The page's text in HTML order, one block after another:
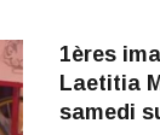
1ères
Laetitia
samedi